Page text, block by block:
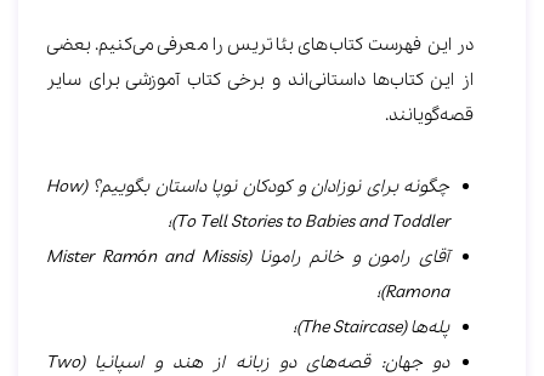
در این فهرست کتاب‎‌‌های بئاتریس را معرفی می‌کنیم. بعضی
از این کتاب‎‌ها داستانی‌اند و برخی کتاب‌ آموزشی برای سایر
قصه‎‌گویانند.
چگونه برای نوزادان و کودکان نوپا داستان بگوییم؟ (How
To Tell Stories to Babies and Toddler)؛
آقای رامون و خانم رامونا (Mister Ramón and Missis
Ramona)؛
پله‌ها (The Staircase)؛
دو جهان: قصه‌های دو زبانه از هند و اسپانیا (Two